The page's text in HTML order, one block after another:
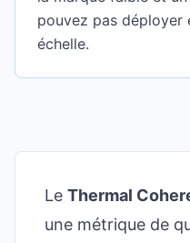
pouvez pas déployer
échelle.
Le Thermal
une métrique de